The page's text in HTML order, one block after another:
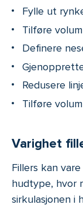
Fylle ut
Tilføre
Definere
Redusere
Tilføre
Varighet
Fillers kan
hudtype, hvor
sirkulasjonen i